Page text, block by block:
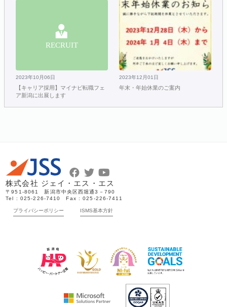
2023年10月06日
【キャリア採用】マイナビ転職フェ
ア新潟に出展します
2023年12月01日
年末・年始休業のご案内
株式会社 ジェイ・エス・エス
〒951-8061 新潟市中央区西堀通3－790
Tel : 025-226-7410 Fax : 025-226-7411
プライバシーポリシー ISMS基本方針